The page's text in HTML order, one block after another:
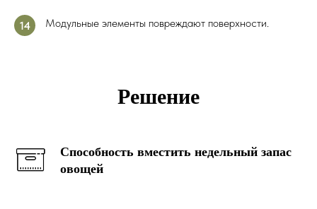
14 Модульные элементы повреждают поверхности.
Решение
Способность вместить недельный запас
овощей